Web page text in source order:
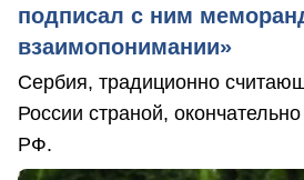
подписал с ним
взаимопонимании»
Сербия, традиционно
России страной,
РФ.